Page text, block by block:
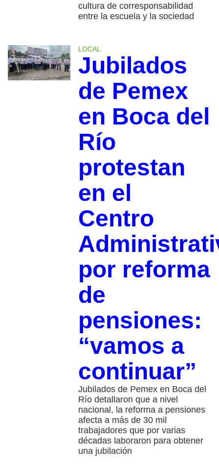
cultura de corresponsabilidad
entre la escuela y la sociedad
LOCAL
Jubilados
de Pemex
en Boca del
Río
protestan
en el
Centro
por reforma
de
pensiones:
“vamos a
continuar”
Jubilados de Pemex en Boca del
Río detallaron que a nivel
nacional, la reforma a pensiones
afecta a más de 30 mil
trabajadores que por varias
décadas laboraron para obtener
una jubilación